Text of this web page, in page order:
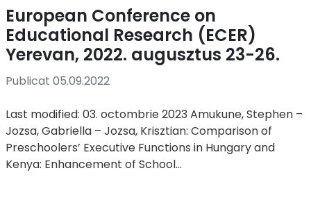
European Conference on
Educational Research (ECER)
Yerevan, 2022. augusztus 23-26.
Publicat 05.09.2022
Last modified: 03. octombrie 2023 Amukune, Stephen –
Jozsa, Gabriella – Jozsa, Krisztian: Comparison of
Preschoolers’ Executive Functions in Hungary and
Kenya: Enhancement of School...